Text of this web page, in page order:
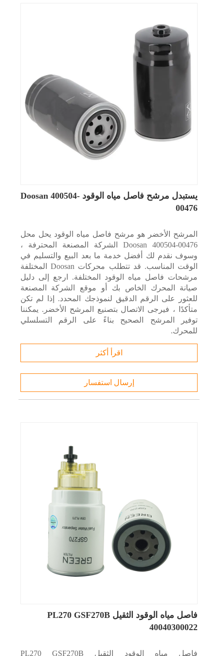
يستبدل مرشح فاصل مياه الوقود Doosan 400504-
00476
المرشح الأخضر هو مرشح فاصل مياه الوقود يحل محل
Doosan 400504-00476 الشركة المصنعة المحترفة ،
وسوف نقدم لك أفضل خدمة ما بعد البيع والتسليم في
الوقت المناسب. قد تتطلب محركات Doosan المختلفة
مرشحات فاصل مياه الوقود المختلفة. ارجع إلى دليل
صيانة المحرك الخاص بك أو موقع الشركة المصنعة
للعثور على الرقم الدقيق لنموذجك المحدد. إذا لم تكن
متأكدًا ، فيرجى الاتصال بتصنيع المرشح الأخضر. يمكننا
توفير المرشح الصحيح بناءً على الرقم التسلسلي
للمحرك.
اقرأ أكثر
إرسال استفسار
فاصل مياه الوقود الثقيل PL270 GSF270B
40040300022
فاصل مياه الوقود الثقيل PL270 GSF270B